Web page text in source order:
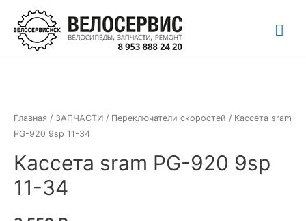
Перейти
содержимому
Главная / ЗАПЧАСТИ / Переключатели скоростей / Кассета sram
PG-920 9sp 11-34
Кассета sram PG-920 9sp
11-34